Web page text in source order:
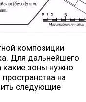
композиции
Для дальнейшего
какие зоны нужно
на
следующие